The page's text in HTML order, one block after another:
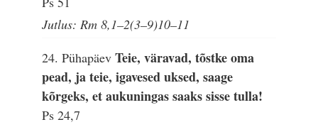
Jutlus: Rm 8,1–2(3–9)10–11
24. PühapäevTeie, väravad, tõstke oma
pead, ja teie, igavesed uksed, saage
kõrgeks, et aukuningas saaks sisse tulla!
Ps 24,7